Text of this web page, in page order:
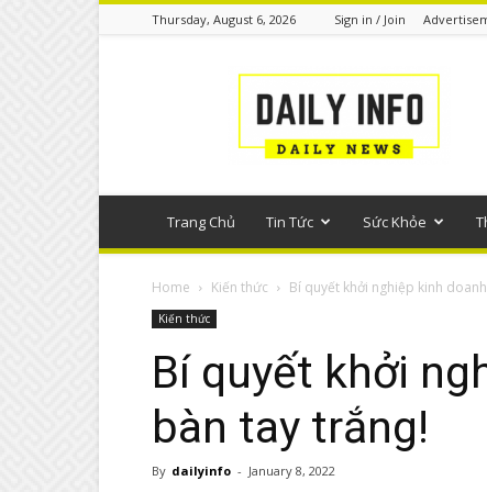
Thursday, August 6, 2026 Sign in / Join
thông
Trang Chủ Tin Tức Sức Khỏe
Home Kiến thức Bí quyết khởi nghiệp kinh
Kiến thức
Bí quyết khởi
bàn tay trắng!
By dailyinfo - January 8, 2022